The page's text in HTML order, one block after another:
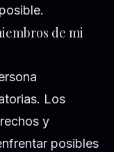
de mi
Los
y
posibles